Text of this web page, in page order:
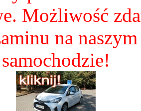
Możliwość
na naszym
samochodzie!